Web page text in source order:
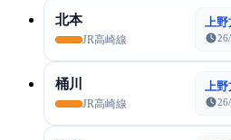
北本
JR高崎線
上
桶川
JR高崎線
上